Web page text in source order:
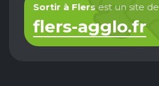
Sortir à Flers est un site de
flers-agglo.fr